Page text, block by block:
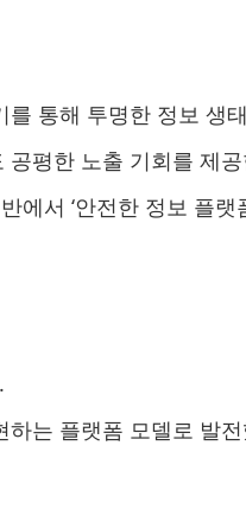
통해 투명한 정보 생
평한 노출 기회를 제
서 ‘안전한 정보 플랫
는 플랫폼 모델로 발